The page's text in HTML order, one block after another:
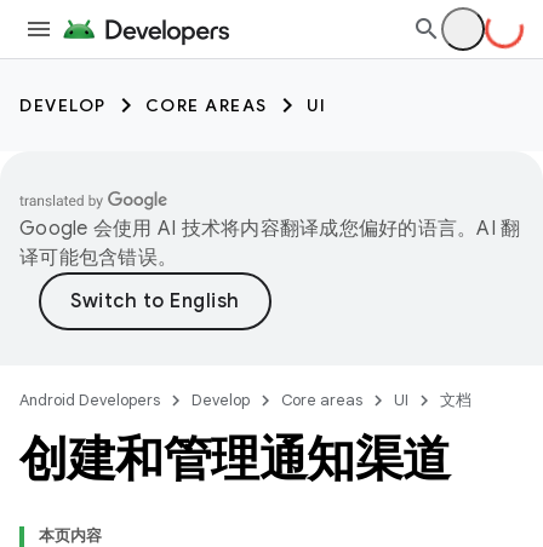
DEVELOP CORE AREAS UI
Google 会使用 AI 技术将内容翻译成您偏好的语言。AI 翻
译可能包含错误。
Android Developers Develop Core areas UI 文档
创建和管理通知渠道
本页内容